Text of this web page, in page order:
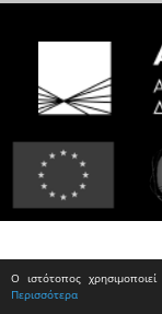
Ο ιστότοπος
Περισσότερα